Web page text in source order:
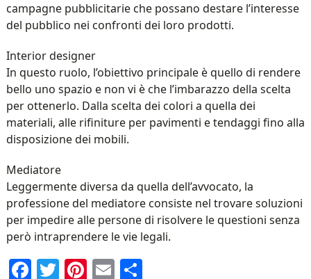
campagne pubblicitarie che possano destare l’interesse
del pubblico nei confronti dei loro prodotti.
Interior designer
In questo ruolo, l’obiettivo principale è quello di rendere
bello uno spazio e non vi è che l’imbarazzo della scelta
per ottenerlo. Dalla scelta dei colori a quella dei
materiali, alle rifiniture per pavimenti e tendaggi fino alla
disposizione dei mobili.
Mediatore
Leggermente diversa da quella dell’avvocato, la
professione del mediatore consiste nel trovare soluzioni
per impedire alle persone di risolvere le questioni senza
però intraprendere le vie legali.
Facebook
Twitter
Pinterest
EmailCondividi